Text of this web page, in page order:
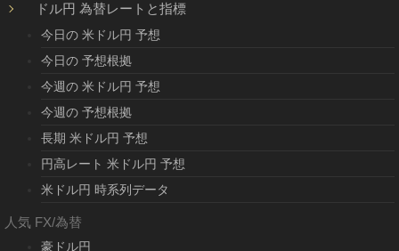
ドル円 為替レートと指標
今日の 米ドル円 予想
今日の 予想根拠
今週の 米ドル円 予想
今週の 予想根拠
長期 米ドル円 予想
円高レート 米ドル円 予想
米ドル円 時系列データ
人気 FX/為替
豪ドル円